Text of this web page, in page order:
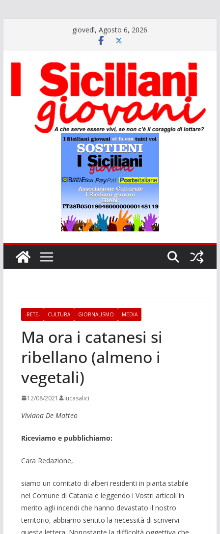
giovedì, Agosto 6, 2026
-RETE- CULTURA GIORNALISMO MEDIA
Ma ora i catanesi si
ribellano (almeno i
vegetali)
12/08/2021 lucasalici
Viviana De Matteo
Riceviamo e pubblichiamo:
Cara Redazione,
siamo un comitato di alberi residenti in pianta stabile
nel Comune di Catania e leggendo i Vostri articoli in
merito agli incendi che hanno devastato il nostro
territorio, abbiamo sentito la necessità di scrivervi
questa lettera. Nonostante la difficoltà oggettiva che